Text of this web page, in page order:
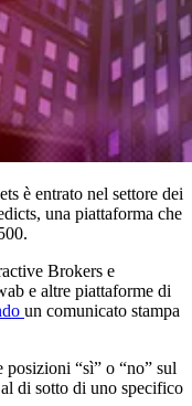
è entrato nel settore dei
una piattaforma che
Brokers e
e altre piattaforme di
un comunicato stampa
posizioni “sì” o “no” sul
di sotto di uno specifico